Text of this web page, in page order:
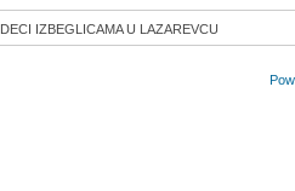
IZBEGLICAMA U LAZAREVCU